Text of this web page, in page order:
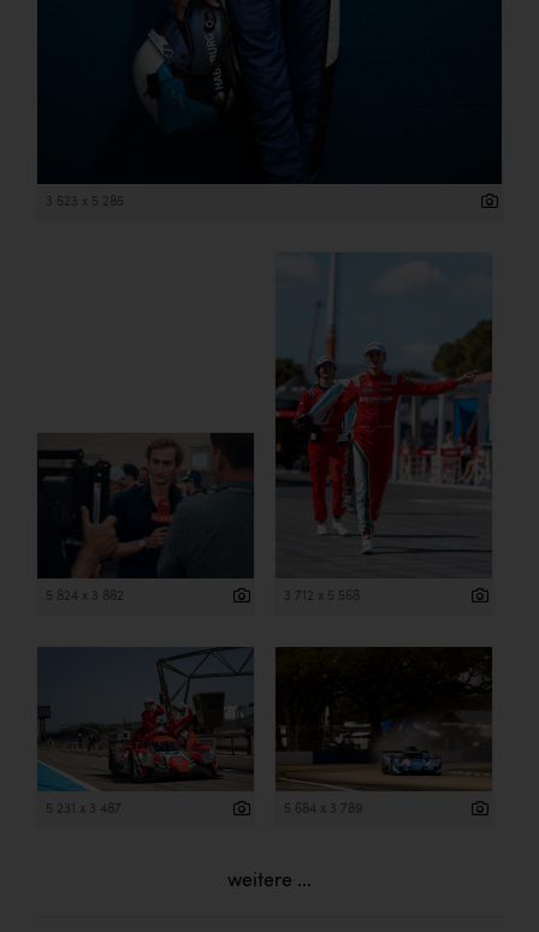
3 523 x 5 285
5 824 x 3 882 3 712 x 5 568
5 231 x 3 487 5 684 x 3 789
weitere ...